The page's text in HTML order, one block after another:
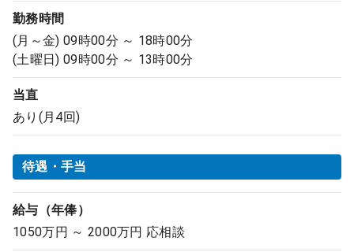
勤務時間
(月～金) 09時00分 ～ 18時00分
(土曜日) 09時00分 ～ 13時00分
当直
あり(月4回)
待遇・手当
給与（年俸）
1050万円 ～ 2000万円 応相談